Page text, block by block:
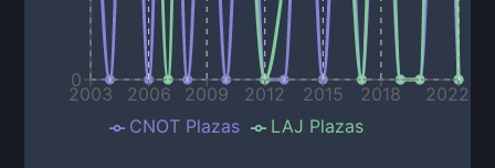
2003 2006 2009 2012 2015 2018 2022
0
CNOT Plazas LAJ Plazas